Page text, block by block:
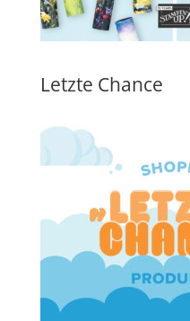
Letzte Chance